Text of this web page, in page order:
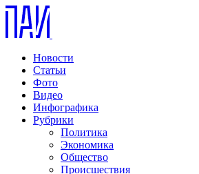
Новости
Статьи
Фото
Видео
Инфографика
Рубрики
Политика
Экономика
Общество
Происшествия